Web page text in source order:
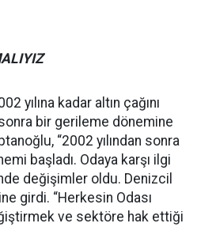
yılına kadar altın çağını
sonra bir gerileme dönemine
“2002 yılından sonra
başladı. Odaya karşı ilgi
değişimler oldu. Denizcil
girdi. “Herkesin Odası
ve sektöre hak ettiği